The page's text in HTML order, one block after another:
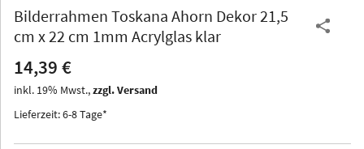
Iowa
Bilderrahmen Toskana Ahorn Dekor 21,5
cm x 22 cm 1mm Acrylglas klar
14,39 €
inkl. 19% Mwst.,zzgl. Versand
Lieferzeit: 6-8 Tage*